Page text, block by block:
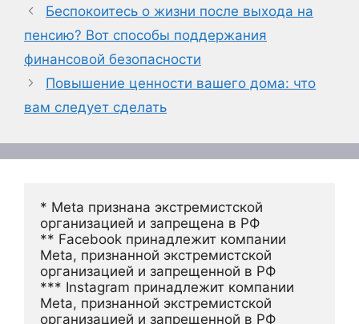
Беспокоитесь о жизни после выхода на
пенсию? Вот способы поддержания
финансовой безопасности
Повышение ценности вашего дома: что
вам следует сделать
* Meta признана экстремистской
организацией и запрещена в РФ
** Facebook принадлежит компании
Meta, признанной экстремистской
организацией и запрещенной в РФ
*** Instagram принадлежит компании
Meta, признанной экстремистской
организацией и запрещенной в РФ